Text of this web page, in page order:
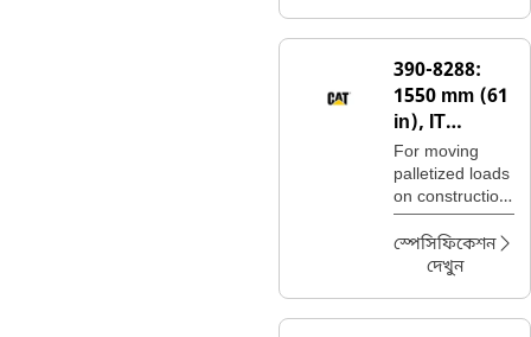
site materials.
390-8288:
1550 mm (61
in), IT
Coupler,
Class III
For moving
palletized loads
on construction
sites, handling
bagged fertilizer
and seed at
স্পেসিফিকেশন
দেখুন